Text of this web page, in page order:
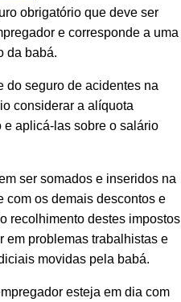
obrigatório que deve ser
e corresponde a uma
da babá.
do seguro de acidentes na
considerar a alíquota
aplicá-las sobre o salário
ser somados e inseridos na
com os demais descontos e
recolhimento destes impostos
em problemas trabalhistas e
movidas pela babá.
esteja em dia com